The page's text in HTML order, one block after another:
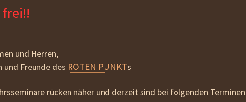
Rückmeldungen von
Teilnehmer_innen
Unseren Newsletter
und Herren,
und Freunde des ROTEN PUNKTs
rücken näher und derzeit sind bei folgenden